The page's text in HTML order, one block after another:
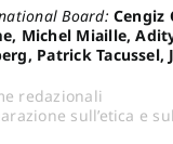
Board:Cengiz
Michel Miaille,
Patrick Tacussel,
redazionali
sull’etica e